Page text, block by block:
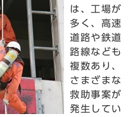
は、工場が
多く、高速
道路や鉄道
路線なども
複数あり、
さまざまな
救助事案が
発生してい